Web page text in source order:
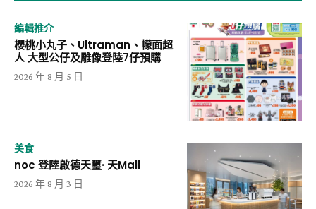
編輯推介
櫻桃小丸子、Ultraman、幪面超
人 大型公仔及雕像登陸7仔預購
2026 年 8 月 5 日
美食
noc 登陸啟德天璽· 天Mall
2026 年 8 月 3 日